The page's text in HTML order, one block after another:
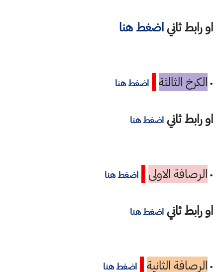
او رابط ثانياضغط هنا
• الكرخ الثالثة | اضغط هنا
او رابط ثاني اضغط هنا
• الرصافة الاولى | اضغط هنا
او رابط ثاني اضغط هنا
• الرصافة الثانية | اضغط هنا